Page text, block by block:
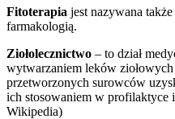
Fitoterapia jest nazywana
farmakologią.
Ziołolecznictwo – to dział
wytwarzaniem leków
przetworzonych surowców
ich stosowaniem w
Wikipedia)